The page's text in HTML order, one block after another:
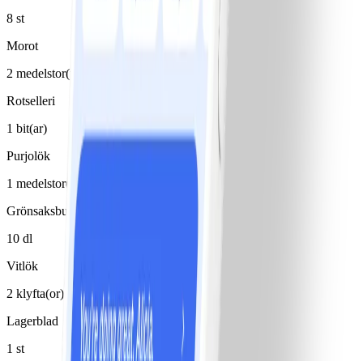
8 st
Morot
2 medelstor(t)/medelstora
Rotselleri
1 bit(ar)
Purjolök
1 medelstor(t)/medelstora
Grönsaksbuljong
10 dl
Vitlök
2 klyfta(or), 1-2
Lagerblad
1 st